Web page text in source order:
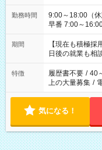
勤務時間
9:00～18:00（休憩60分） ■ご希望があ
早番 7:00～16:00 遅番
い」 「余裕を持
たくない」 など、
の方へ 今ご覧の
の勤務時間。 合
期間
【現在も積極
日後の就業も相
特徴 履歴書不要 / 40
上の大量募集 /
気になる！